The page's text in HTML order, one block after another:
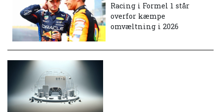
Racing i Formel 1 står
overfor kæmpe
omvæltning i 2026